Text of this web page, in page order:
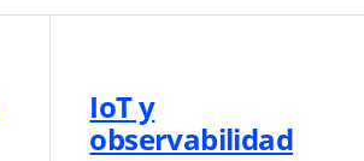
IoT y
observabilidad